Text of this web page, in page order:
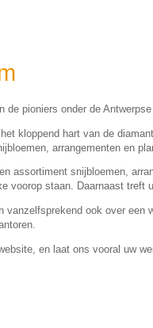
de pioniers onder de
kloppend hart van de
arrangementen en
assortiment snijbloemen,
voorop staan. Daarnaast treft
vanzelfsprekend ook over een
en laat ons vooral uw